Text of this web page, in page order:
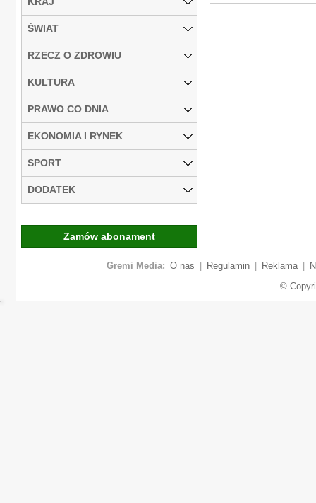
ŚWIAT
RZECZ O ZDROWIU
KULTURA
PRAWO CO DNIA
EKONOMIA I RYNEK
SPORT
DODATEK
Zamów abonament
Gremi Media: O nas Regulamin Reklama
©